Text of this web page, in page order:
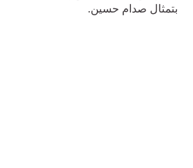
بتمثال صدام حسين.